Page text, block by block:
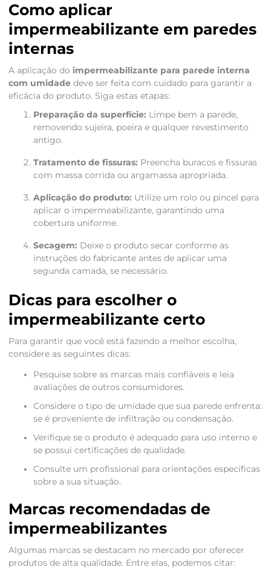
Como aplicar
impermeabilizante em paredes
internas
A aplicação do impermeabilizante para parede interna
com umidadedeve ser feita com cuidado para garantir a
eficácia do produto. Siga estas etapas:
Preparação da superfície: Limpe bem a parede,
removendo sujeira, poeira e qualquer revestimento
antigo.
Tratamento de fissuras: Preencha buracos e fissuras
com massa corrida ou argamassa apropriada.
Aplicação do produto: Utilize um rolo ou pincel para
aplicar o impermeabilizante, garantindo uma
cobertura uniforme.
Secagem: Deixe o produto secar conforme as
instruções do fabricante antes de aplicar uma
segunda camada, se necessário.
Dicas para escolher o
impermeabilizante certo
Para garantir que você está fazendo a melhor escolha,
considere as seguintes dicas:
Pesquise sobre as marcas mais confiáveis e leia
avaliações de outros consumidores.
Considere o tipo de umidade que sua parede enfrenta:
se é proveniente de infiltração ou condensação.
Verifique se o produto é adequado para uso interno e
se possui certificações de qualidade.
Consulte um profissional para orientações específicas
sobre a sua situação.
Marcas recomendadas de
impermeabilizantes
Algumas marcas se destacam no mercado por oferecer
produtos de alta qualidade. Entre elas, podemos citar: